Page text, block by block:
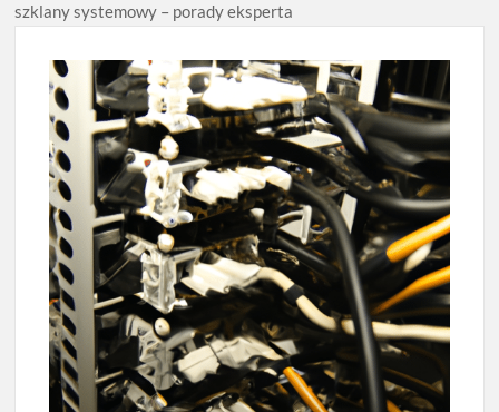
szklany systemowy – porady eksperta